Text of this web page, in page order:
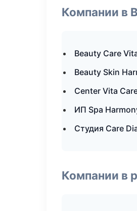
Компании в
Beauty Care
Beauty Skin
Center Vita
ИП Spa
Студия Care
Компании в